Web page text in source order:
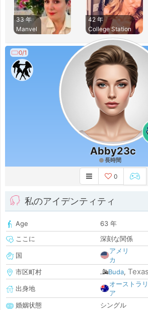
33 年
Manvel
42 年
College Station
0/1
Abby23c
長時間
0
私のアイデンティティ
Age
63 年
ここに
深刻な関係
国
アメリ
カ
市区町村
Buda, Texas
出身地
オーストラリ
ア
婚姻状態
シングル